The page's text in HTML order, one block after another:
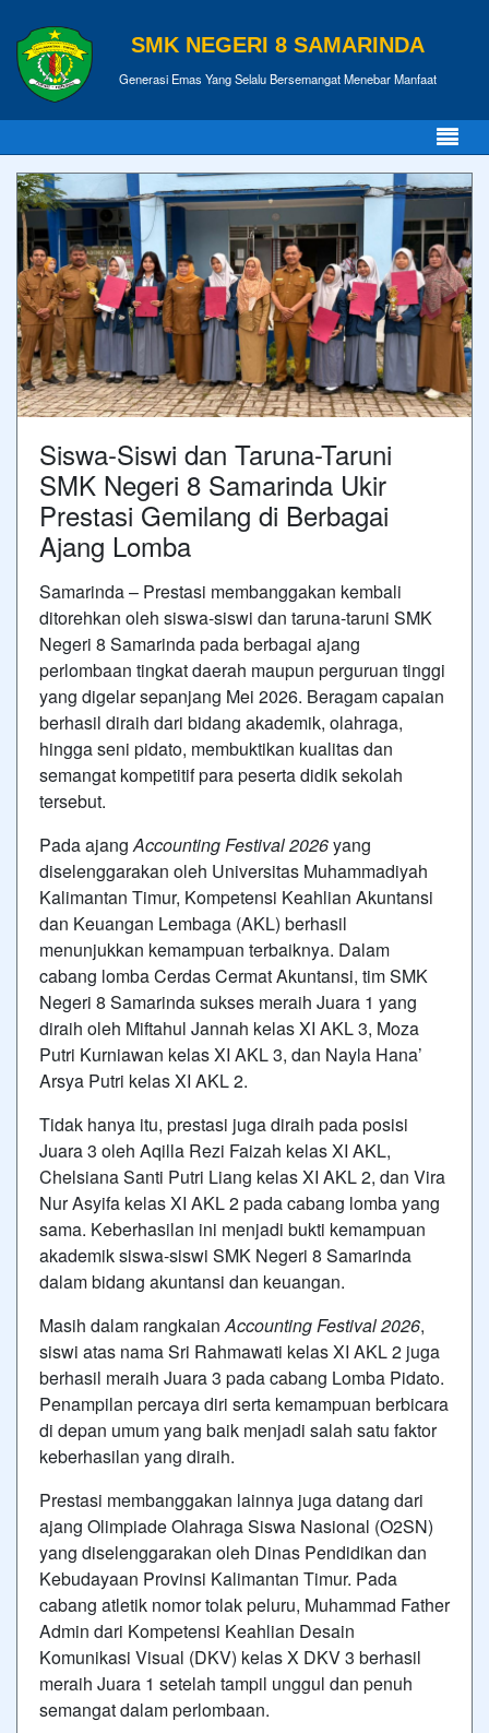
SMK NEGERI 8 SAMARINDA
Generasi Emas Yang Selalu Bersemangat Menebar Manfaat
Siswa-Siswi dan Taruna-Taruni
SMK Negeri 8 Samarinda Ukir
Prestasi Gemilang di Berbagai
Ajang Lomba
Samarinda – Prestasi membanggakan kembali
ditorehkan oleh siswa-siswi dan taruna-taruni SMK
Negeri 8 Samarindapada berbagai ajang
perlombaan tingkat daerah maupun perguruan tinggi
yang digelar sepanjang Mei 2026. Beragam capaian
berhasil diraih dari bidang akademik, olahraga,
hingga seni pidato, membuktikan kualitas dan
semangat kompetitif para peserta didik sekolah
tersebut.
Pada ajangAccounting Festival 2026yang
diselenggarakan oleh Universitas Muhammadiyah
Kalimantan Timur, Kompetensi Keahlian Akuntansi
dan Keuangan Lembaga (AKL) berhasil
menunjukkan kemampuan terbaiknya. Dalam
cabang lomba Cerdas Cermat Akuntansi, tim SMK
Negeri 8 Samarinda sukses meraih Juara 1 yang
diraih oleh Miftahul Jannah kelas XI AKL 3, Moza
Putri Kurniawan kelas XI AKL 3, dan Nayla Hana’
Arsya Putri kelas XI AKL 2.
Tidak hanya itu, prestasi juga diraih pada posisi
Juara 3 oleh Aqilla Rezi Faizah kelas XI AKL,
Chelsiana Santi Putri Liang kelas XI AKL 2, dan Vira
Nur Asyifa kelas XI AKL 2 pada cabang lomba yang
sama. Keberhasilan ini menjadi bukti kemampuan
akademik siswa-siswi SMK Negeri 8 Samarinda
dalam bidang akuntansi dan keuangan.
Masih dalam rangkaianAccounting Festival 2026,
siswi atas nama Sri Rahmawati kelas XI AKL 2 juga
berhasil meraih Juara 3 pada cabang Lomba Pidato.
Penampilan percaya diri serta kemampuan berbicara
di depan umum yang baik menjadi salah satu faktor
keberhasilan yang diraih.
Prestasi membanggakan lainnya juga datang dari
ajang Olimpiade Olahraga Siswa Nasional (O2SN)
yang diselenggarakan oleh Dinas Pendidikan dan
Kebudayaan Provinsi Kalimantan Timur. Pada
cabang atletik nomor tolak peluru, Muhammad Father
Admin dari Kompetensi Keahlian Desain
Komunikasi Visual (DKV) kelas X DKV 3 berhasil
meraih Juara 1 setelah tampil unggul dan penuh
semangat dalam perlombaan.